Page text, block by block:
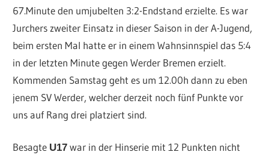
67.Minute den umjubelten 3:2-Endstand erzielte. Es war
Jurchers zweiter Einsatz in dieser Saison in der A-Jugend,
beim ersten Mal hatte er in einem Wahnsinnspiel das 5:4
in der letzten Minute gegen Werder Bremen erzielt.
Kommenden Samstag geht es um 12.00h dann zu eben
jenem SV Werder, welcher derzeit noch fünf Punkte vor
uns auf Rang drei platziert sind.
Besagte U17 war in der Hinserie mit 12 Punkten nicht